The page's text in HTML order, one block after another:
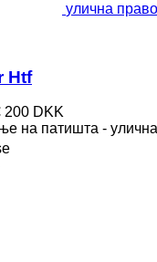
улична
Htf
200 DKK
на патишта -